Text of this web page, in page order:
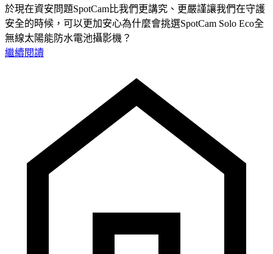
於現在資安問題SpotCam比我們更講究、更嚴謹讓我們在守護
安全的時候，可以更加安心為什麼會挑選SpotCam Solo Eco全
無線太陽能防水電池攝影機？
繼續閱讀